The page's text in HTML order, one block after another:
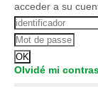
acceder a su
Olvidé mi